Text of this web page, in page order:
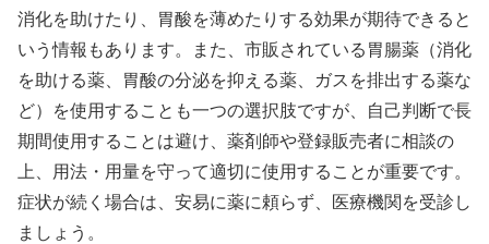
消化を助けたり、胃酸を薄めたりする効果が期待できると
いう情報もあります。また、市販されている胃腸薬（消化
を助ける薬、胃酸の分泌を抑える薬、ガスを排出する薬な
ど）を使用することも一つの選択肢ですが、自己判断で長
期間使用することは避け、薬剤師や登録販売者に相談の
上、用法・用量を守って適切に使用することが重要です。
症状が続く場合は、安易に薬に頼らず、医療機関を受診し
ましょう。